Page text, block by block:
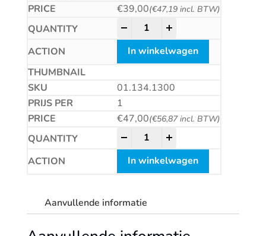
€39,00(€47,19incl. BTW)
HM plaatwerkboor,
In winkelwagen
01.134.1300
1
€47,00(€56,87incl. BTW)
HM plaatwerkboor,
In winkelwagen
Aanvullende informatie